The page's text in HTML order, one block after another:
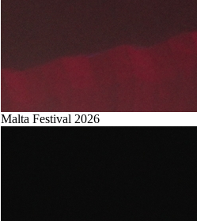
Malta Festival 2026